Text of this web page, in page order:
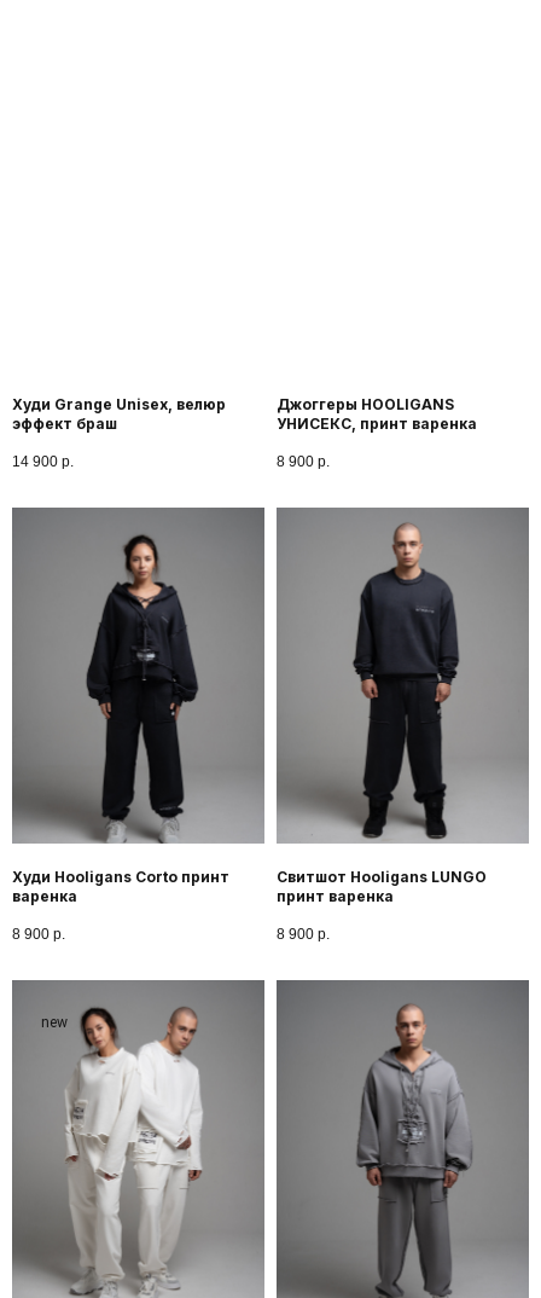
Худи Grange Unisex, велюр
эффект браш
14 900 р.
Джоггеры HOOLIGANS
УНИСЕКС, принт варенка
8 900 р.
Худи Hooligans Corto принт
варенка
8 900 р.
Свитшот Hooligans LUNGO
принт варенка
8 900 р.
new